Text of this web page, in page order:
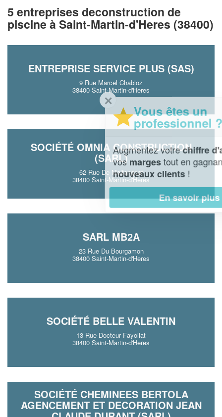
5 entreprises deconstruction de
piscine à Saint-Martin-d'Heres (38400)
ENTREPRISE SERVICE PLUS (SAS)
9 Rue Marcel Chabloz
38400 Saint-Martin-d'Heres
SOCIÉTÉ OMNIA CONSTRUCTION
(SARL)
62 Rue De Malfangeat
38400 Saint-Martin-d'Heres
SARL MB2A
23 Rue Du Bourgamon
38400 Saint-Martin-d'Heres
SOCIÉTÉ BELLE VALENTIN
13 Rue Docteur Fayollat
38400 Saint-Martin-d'Heres
SOCIÉTÉ CHEMINEES BERTOLA
AGENCEMENT ET DECORATION JEAN
Vous êtes un
professionnel ?
Augmentez votrechiffre d'affaireset
margestout en gagnant de
nouveaux clients!
En savoir plus